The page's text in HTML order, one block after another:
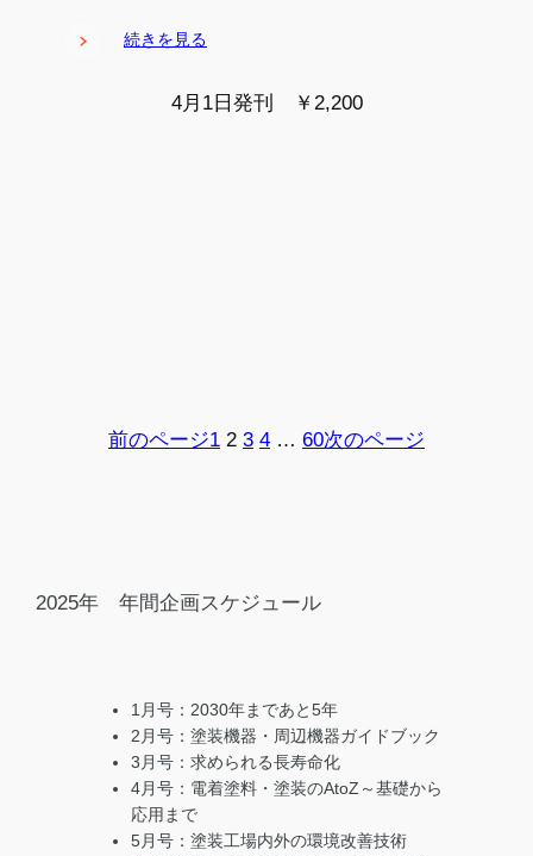
続きを見る
4月1日発刊 ￥2,200
前のページ1 2 3 4 … 60次のページ
2025年 年間企画スケジュール
1月号：2030年まであと5年
2月号：塗装機器・周辺機器ガイドブック
3月号：求められる長寿命化
4月号：電着塗料・塗装のAtoZ～基礎から
応用まで
5月号：塗装工場内外の環境改善技術